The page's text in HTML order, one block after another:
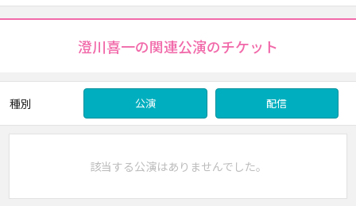
澄川喜一の関連公演のチケット
種別 公演 配信
該当する公演はありませんでした。